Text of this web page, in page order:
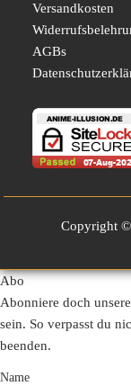
Versandkosten
AGBs
Copyright
Abo
Abonniere doch
sein. So verpasst du
beenden.
Name